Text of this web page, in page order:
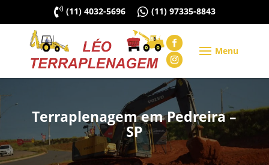
 (11) 4032-5696  (11) 97335-8843
Terraplenagem em Pedreira –
SP